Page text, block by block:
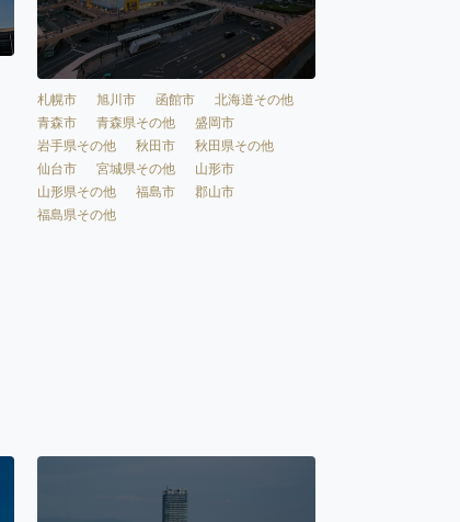
札幌市 旭川市 函館市
北海道その他
青森市
青森県その他
盛岡市
岩手県その他
秋田市
秋田県その他
仙台市
宮城県その他
山形市
山形県その他
福島市
郡山市
福島県その他